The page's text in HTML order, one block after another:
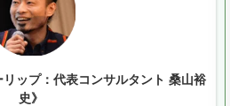
リップ：代表コンサルタント 桑山裕
史》